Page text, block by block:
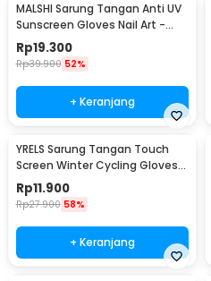
MALSHI Sarung Tangan Anti UV
Sunscreen Gloves Nail Art -
MS31
Rp19.300
Rp39.900 52%
+ Keranjang
YRELS Sarung Tangan Touch
Screen Winter Cycling Gloves
Windproof - WR-10
Rp11.900
Rp27.900 58%
+ Keranjang